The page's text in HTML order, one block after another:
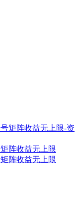
阵收益无上限
阵收益无上限